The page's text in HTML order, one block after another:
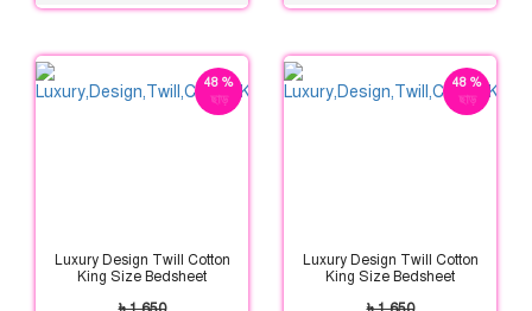
48 %
ছাড়
Luxury Design Twill Cotton
King Size Bedsheet
48 %
ছাড়
Luxury Design Twill Cotton
King Size Bedsheet